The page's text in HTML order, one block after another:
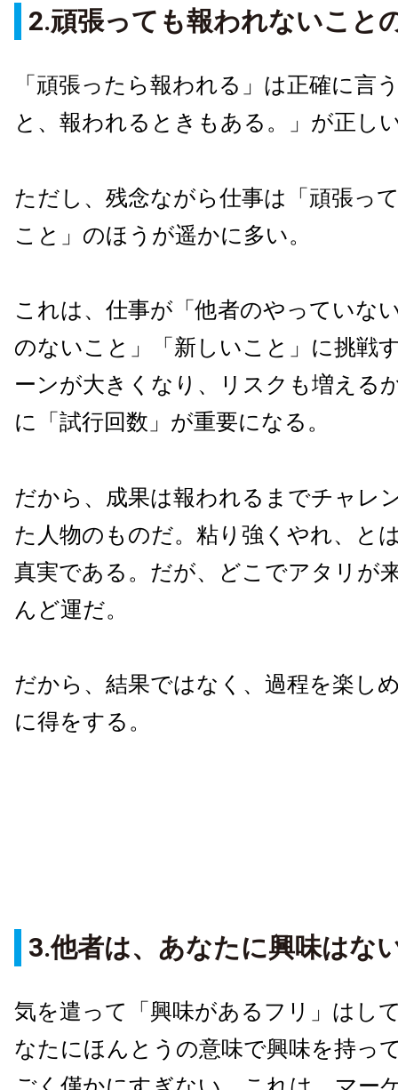
2.頑張っても報われないこと
「頑張ったら報われる」は正確に言
と、報われるときもある。」が正し
ただし、残念ながら仕事は「頑張っ
こと」のほうが遥かに多い。
これは、仕事が「他者のやっていな
のないこと」「新しいこと」に挑戦
ーンが大きくなり、リスクも増える
に「試行回数」が重要になる。
だから、成果は報われるまでチャレ
た人物のものだ。粘り強くやれ、と
真実である。だが、どこでアタリが
んど運だ。
だから、結果ではなく、過程を楽し
に得をする。
3.他者は、あなたに興味はな
気を遣って「興味があるフリ」はし
なたにほんとうの意味で興味を持っ